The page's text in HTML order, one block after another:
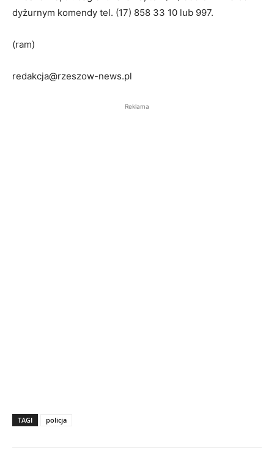
dyżurnym komendy tel. (17) 858 33 10 lub 997.
(ram)
redakcja@rzeszow-news.pl
Reklama
TAGI policja